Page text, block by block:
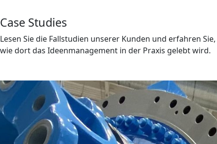
Case Studies
Lesen Sie die Fallstudien unserer Kunden und erfahren Sie,
wie dort das Ideenmanagement in der Praxis gelebt wird.